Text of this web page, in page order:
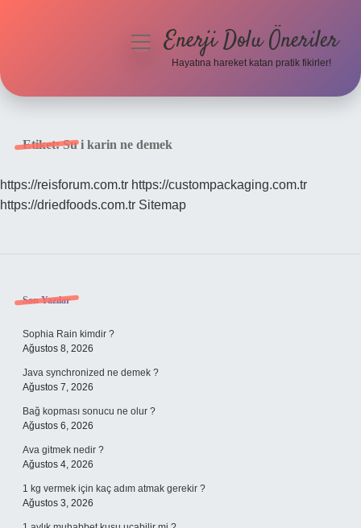
Hakkımızda
menüyüEnerji Dolu Öneriler
Hayatına hareket katan pratik fikirler!
Etiket:Su i karin ne demek
https://reisforum.com.tr https://custompackaging.com.tr
https://driedfoods.com.tr Sitemap
Sidebar
Son Yazılar
Sophia Rain kimdir ?
Ağustos 8, 2026
Java synchronized ne demek ?
Ağustos 7, 2026
Bağ kopması sonucu ne olur ?
Ağustos 6, 2026
Ava gitmek nedir ?
Ağustos 4, 2026
1 kg vermek için kaç adım atmak gerekir ?
Ağustos 3, 2026